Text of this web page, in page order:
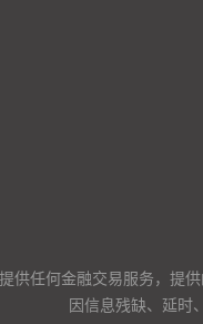
供任何金融交易服务，提
因信息残缺、延时